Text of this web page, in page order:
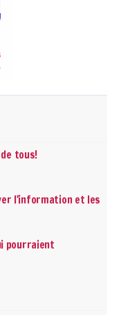
tous!
l'information et les
pourraient